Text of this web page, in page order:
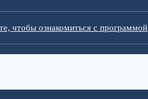
чтобы ознакомиться с программой